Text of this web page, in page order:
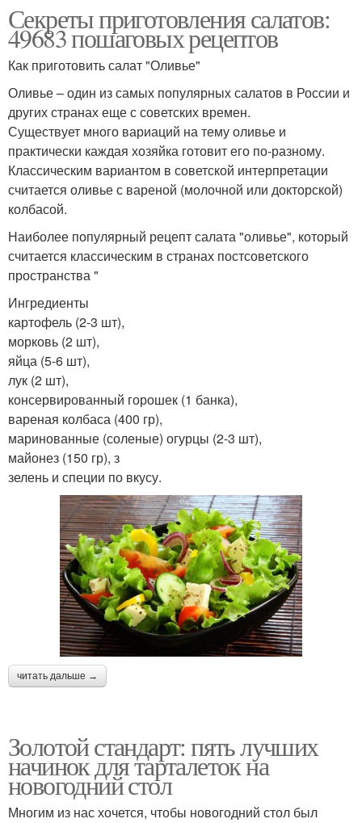
Секреты приготовления салатов:
49683 пошаговых рецептов
Как приготовить салат "Оливье"
Оливье – один из самых популярных салатов в России и
других странах еще с советских времен.
Существует много вариаций на тему оливье и
практически каждая хозяйка готовит его по-разному.
Классическим вариантом в советской интерпретации
считается оливье с вареной (молочной или докторской)
колбасой.
Наиболее популярный рецепт салата "оливье", который
считается классическим в странах постсоветского
пространства "
Ингредиенты
картофель (2-3 шт),
морковь (2 шт),
яйца (5-6 шт),
лук (2 шт),
консервированный горошек (1 банка),
вареная колбаса (400 гр),
маринованные (соленые) огурцы (2-3 шт),
майонез (150 гр), з
зелень и специи по вкусу.
читать дальше →
Золотой стандарт: пять лучших
начинок для тарталеток на
новогодний стол
Многим из нас хочется, чтобы новогодний стол был